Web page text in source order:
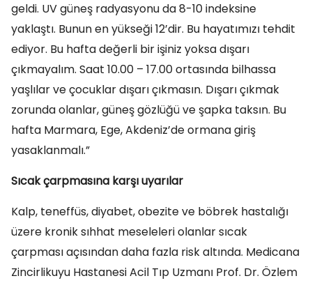
geldi. UV güneş radyasyonu da 8-10 indeksine
yaklaştı. Bunun en yükseği 12’dir. Bu hayatımızı tehdit
ediyor. Bu hafta değerli bir işiniz yoksa dışarı
çıkmayalım. Saat 10.00 – 17.00 ortasında bilhassa
yaşlılar ve çocuklar dışarı çıkmasın. Dışarı çıkmak
zorunda olanlar, güneş gözlüğü ve şapka taksın. Bu
hafta Marmara, Ege, Akdeniz’de ormana giriş
yasaklanmalı.”
Sıcak çarpmasına karşı uyarılar
Kalp, teneffüs, diyabet, obezite ve böbrek hastalığı
üzere kronik sıhhat meseleleri olanlar sıcak
çarpması açısından daha fazla risk altında. Medicana
Zincirlikuyu Hastanesi Acil Tıp Uzmanı Prof. Dr. Özlem